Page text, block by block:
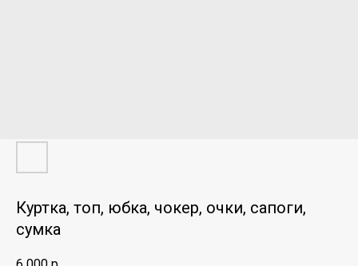
Куртка, топ, юбка, чокер, очки, сапоги,
сумка